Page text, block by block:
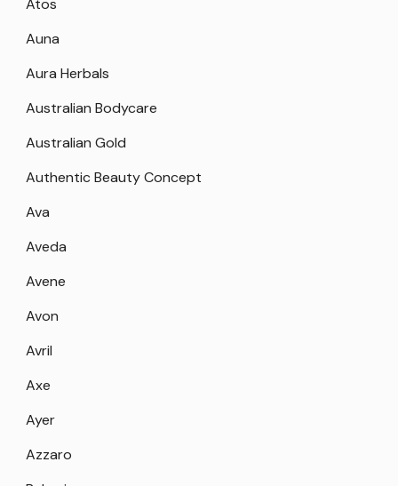
Atos
Auna
Aura Herbals
Australian Bodycare
Australian Gold
Authentic Beauty Concept
Ava
Aveda
Avene
Avon
Avril
Axe
Ayer
Azzaro